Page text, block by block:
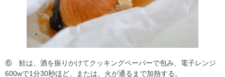
⑥ 鮭は、酒を振りかけてクッキングペーパーで包み、電子レンジ
600wで1分30秒ほど、または、火が通るまで加熱する。